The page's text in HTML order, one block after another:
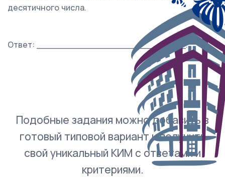
десятичного числа.
Ответ: ___________________________.
Подобные задания можно добавить в
готовый типовой вариант и получить
свой уникальный КИМ с ответами и
критериями.